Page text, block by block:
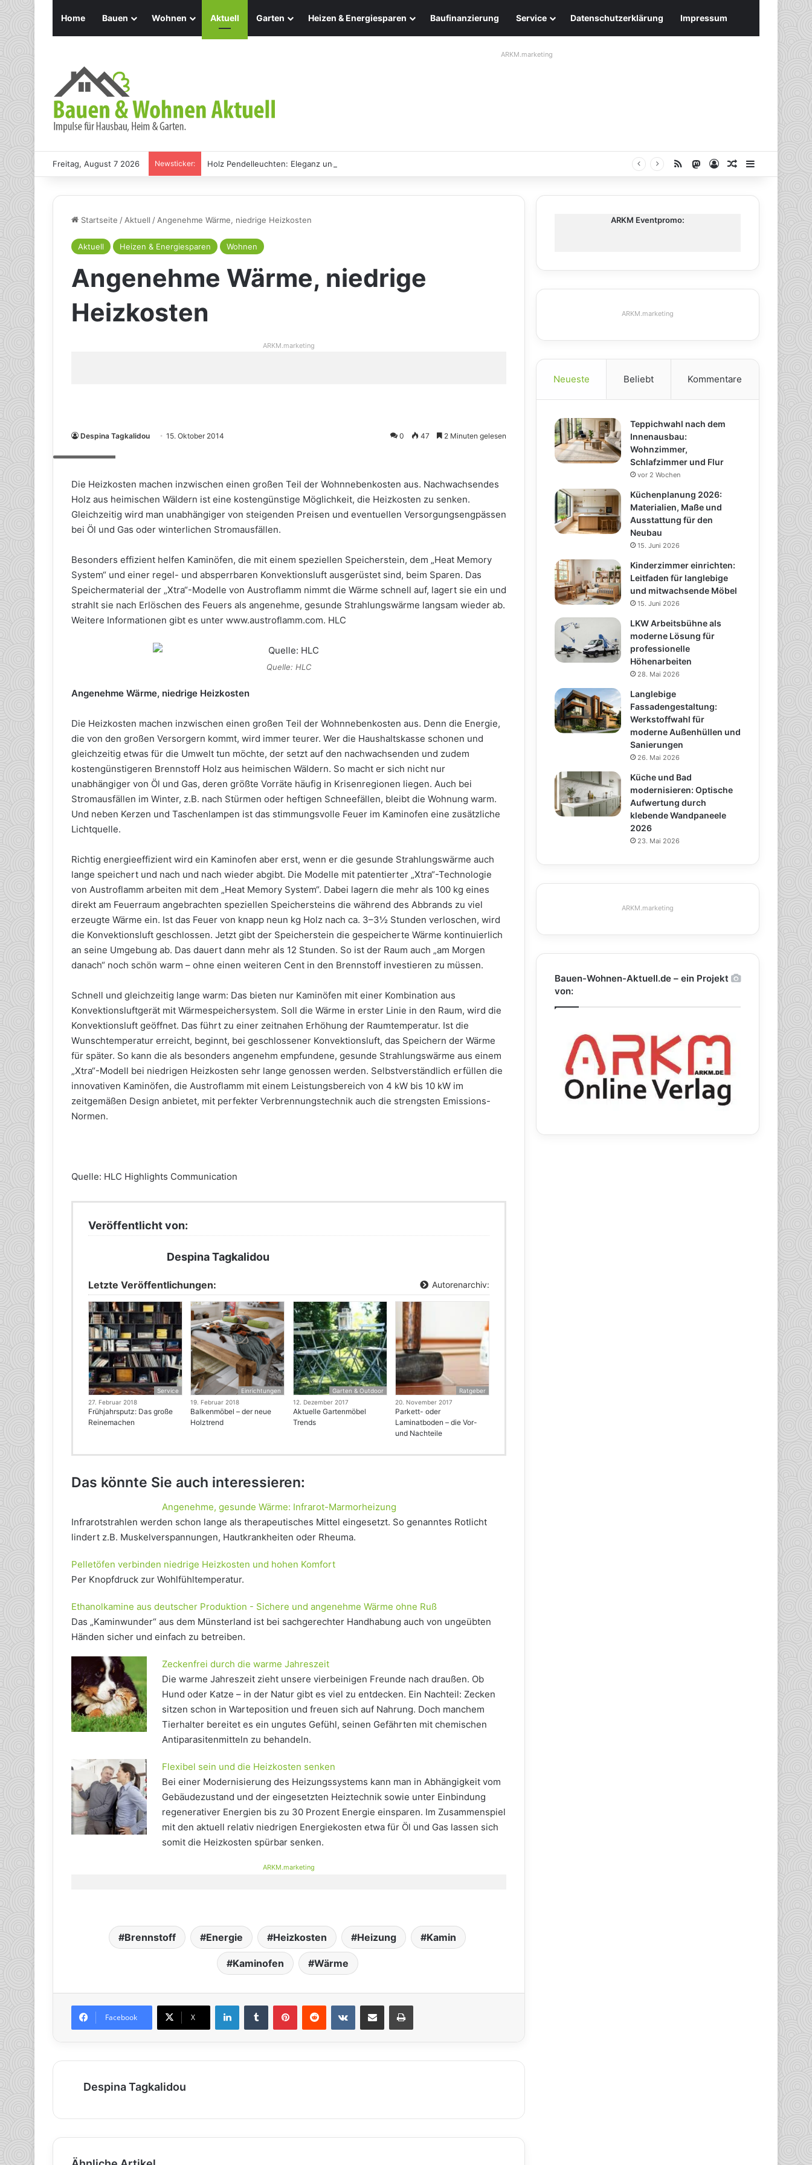
Home Bauen Wohnen Aktuell Garten Heizen & Energiesparen Baufinanzierung Service Datenschutzerklärung Impressum
ARKM.marketing
Freitag, August 7 2026 Newsticker: Holz Pendelleuchten: Eleganz und Nachhaltigkeit für Ihr Zuhause RSS Mastodon
AnmeldenZufälliger
Startseite /Aktuell /Angenehme Wärme, niedrige Heizkosten
Aktuell Heizen & Energiesparen Wohnen
Angenehme Wärme, niedrige
Heizkosten
ARKM.marketing
Despina Tagkalidou 15. Oktober 2014 0 47 2 Minuten gelesen
Die Heizkosten machen inzwischen einen großen Teil der Wohnnebenkosten aus. Nachwachsendes
Holz aus heimischen Wäldern ist eine kostengünstige Möglichkeit, die Heizkosten zu senken.
Gleichzeitig wird man unabhängiger von steigenden Preisen und eventuellen Versorgungsengpässen
bei Öl und Gas oder winterlichen Stromausfällen.
Besonders effizient helfen Kaminöfen, die mit einem speziellen Speicherstein, dem „Heat Memory
System“ und einer regel- und absperrbaren Konvektionsluft ausgerüstet sind, beim Sparen. Das
Speichermaterial der „Xtra“-Modelle von Austroflamm nimmt die Wärme schnell auf, lagert sie ein und
strahlt sie nach Erlöschen des Feuers als angenehme, gesunde Strahlungswärme langsam wieder ab.
Weitere Informationen gibt es unter www.austroflamm.com. HLC
Quelle: HLC
Angenehme Wärme, niedrige Heizkosten
Die Heizkosten machen inzwischen einen großen Teil der Wohnnebenkosten aus. Denn die Energie,
die von den großen Versorgern kommt, wird immer teurer. Wer die Haushaltskasse schonen und
gleichzeitig etwas für die Umwelt tun möchte, der setzt auf den nachwachsenden und zudem
kostengünstigeren Brennstoff Holz aus heimischen Wäldern. So macht er sich nicht nur
unabhängiger von Öl und Gas, deren größte Vorräte häufig in Krisenregionen liegen. Auch bei
Stromausfällen im Winter, z.B. nach Stürmen oder heftigen Schneefällen, bleibt die Wohnung warm.
Und neben Kerzen und Taschenlampen ist das stimmungsvolle Feuer im Kaminofen eine zusätzliche
Lichtquelle.
Richtig energieeffizient wird ein Kaminofen aber erst, wenn er die gesunde Strahlungswärme auch
lange speichert und nach und nach wieder abgibt. Die Modelle mit patentierter „Xtra“-Technologie
von Austroflamm arbeiten mit dem „Heat Memory System“. Dabei lagern die mehr als 100 kg eines
direkt am Feuerraum angebrachten speziellen Speichersteins die während des Abbrands zu viel
erzeugte Wärme ein. Ist das Feuer von knapp neun kg Holz nach ca. 3–3½ Stunden verloschen, wird
die Konvektionsluft geschlossen. Jetzt gibt der Speicherstein die gespeicherte Wärme kontinuierlich
an seine Umgebung ab. Das dauert dann mehr als 12 Stunden. So ist der Raum auch „am Morgen
danach“ noch schön warm – ohne einen weiteren Cent in den Brennstoff investieren zu müssen.
Schnell und gleichzeitig lange warm: Das bieten nur Kaminöfen mit einer Kombination aus
Konvektionsluftgerät mit Wärmespeichersystem. Soll die Wärme in erster Linie in den Raum, wird die
Konvektionsluft geöffnet. Das führt zu einer zeitnahen Erhöhung der Raumtemperatur. Ist die
Wunschtemperatur erreicht, beginnt, bei geschlossener Konvektionsluft, das Speichern der Wärme
für später. So kann die als besonders angenehm empfundene, gesunde Strahlungswärme aus einem
„Xtra“-Modell bei niedrigen Heizkosten sehr lange genossen werden. Selbstverständlich erfüllen die
innovativen Kaminöfen, die Austroflamm mit einem Leistungsbereich von 4 kW bis 10 kW im
zeitgemäßen Design anbietet, mit perfekter Verbrennungstechnik auch die strengsten Emissions-
Normen.
Quelle: HLC Highlights Communication
Veröffentlicht von:
Despina Tagkalidou
Letzte Veröffentlichungen: Autorenarchiv:
Service
27. Februar 2018
Frühjahrsputz: Das große
Reinemachen
Einrichtungen
19. Februar 2018
Balkenmöbel – der neue
Holztrend
Garten & Outdoor
12. Dezember 2017
Aktuelle Gartenmöbel
Trends
Ratgeber
20. November 2017
Parkett- oder
Laminatboden – die Vor-
und Nachteile
Das könnte Sie auch interessieren:
Angenehme, gesunde Wärme: Infrarot-Marmorheizung
Infrarotstrahlen werden schon lange als therapeutisches Mittel eingesetzt. So genanntes Rotlicht
lindert z.B. Muskelverspannungen, Hautkrankheiten oder Rheuma.
Pelletöfen verbinden niedrige Heizkosten und hohen Komfort
Per Knopfdruck zur Wohlfühltemperatur.
Ethanolkamine aus deutscher Produktion - Sichere und angenehme Wärme ohne Ruß
Das „Kaminwunder“ aus dem Münsterland ist bei sachgerechter Handhabung auch von ungeübten
Händen sicher und einfach zu betreiben.
Zeckenfrei durch die warme Jahreszeit
Die warme Jahreszeit zieht unsere vierbeinigen Freunde nach draußen. Ob
Hund oder Katze – in der Natur gibt es viel zu entdecken. Ein Nachteil: Zecken
sitzen schon in Warteposition und freuen sich auf Nahrung. Doch manchem
Tierhalter bereitet es ein ungutes Gefühl, seinen Gefährten mit chemischen
Antiparasitenmitteln zu behandeln.
Flexibel sein und die Heizkosten senken
Bei einer Modernisierung des Heizungssystems kann man in Abhängigkeit vom
Gebäudezustand und der eingesetzten Heiztechnik sowie unter Einbindung
regenerativer Energien bis zu 30 Prozent Energie einsparen. Im Zusammenspiel
mit den aktuell relativ niedrigen Energiekosten etwa für Öl und Gas lassen sich
somit die Heizkosten spürbar senken.
ARKM.marketing
Brennstoff Energie Heizkosten Heizung Kamin
Kaminofen Wärme
Facebook X
Despina Tagkalidou
ARKM Eventpromo:
ARKM.marketing
Neueste Beliebt Kommentare
Teppichwahl nach dem
Innenausbau:
Wohnzimmer,
Schlafzimmer und Flur
vor 2 Wochen
Küchenplanung 2026:
Materialien, Maße und
Ausstattung für den
Neubau
15. Juni 2026
Kinderzimmer einrichten:
Leitfaden für langlebige
und mitwachsende Möbel
15. Juni 2026
LKW Arbeitsbühne als
moderne Lösung für
professionelle
Höhenarbeiten
28. Mai 2026
Langlebige
Fassadengestaltung:
Werkstoffwahl für
moderne Außenhüllen und
Sanierungen
26. Mai 2026
Küche und Bad
modernisieren: Optische
Aufwertung durch
klebende Wandpaneele
2026
23. Mai 2026
ARKM.marketing
Bauen-Wohnen-Aktuell.de – ein Projekt
von: